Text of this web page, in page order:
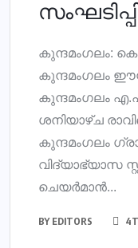
കുന്ദമംഗലം:
കുന്ദമംഗലം
കുന്ദമംഗലം
ശനിയാഴ്ച
കുന്ദമംഗലം
വിദ്യാഭ്യാസ
ചെയർമാൻ...
BY EDITORS